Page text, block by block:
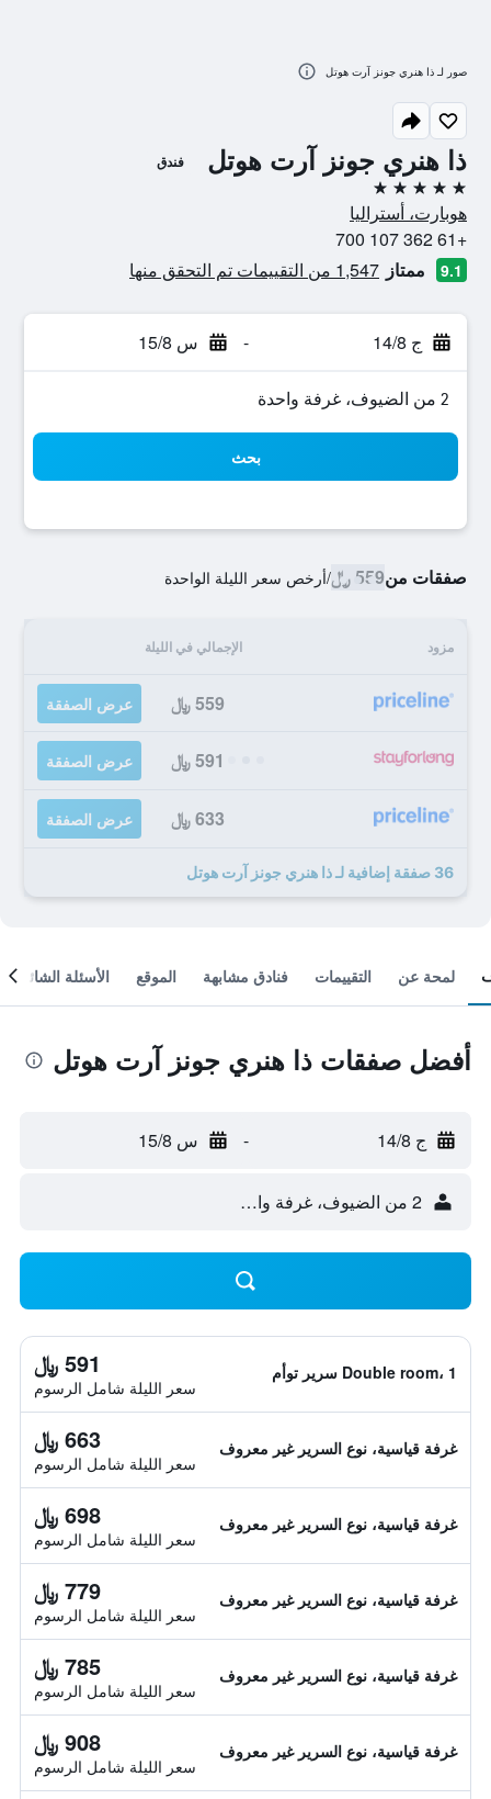
ذا هنري جونز آرت هوتل فندق
5 نجوم
هوبارت، أستراليا
+61 362 107 700
9.1 ممتاز 1,547 من التقييمات تم التحقق منها
ج 14/8 - س 15/8
2 من الضيوف، غرفة واحدة
بحث
صفقات من559 ﷼ /أرخص سعر الليلة الواحدة
مزود الإجمالي في الليلة
559 ﷼ عرض الصفقة
591 ﷼ عرض الصفقة
633 ﷼ عرض الصفقة
36 صفقة إضافية لـ ذا هنري جونز آرت هوتل
صور لـ ذا هنري جونز آرت هوتل
لمحة عن التقييمات فنادق مشابهة الموقع الأسئلة الشائعة
أفضل صفقات ذا هنري جونز آرت هوتل
ج 14/8 - س 15/8
2 من الضيوف، غرفة واحدة
Double room، 1 سرير توأم 591 ﷼
سعر الليلة شامل الرسوم
غرفة قياسية، نوع السرير غير معروف 663 ﷼
سعر الليلة شامل الرسوم
غرفة قياسية، نوع السرير غير معروف 698 ﷼
سعر الليلة شامل الرسوم
غرفة قياسية، نوع السرير غير معروف 779 ﷼
سعر الليلة شامل الرسوم
غرفة قياسية، نوع السرير غير معروف 785 ﷼
سعر الليلة شامل الرسوم
غرفة قياسية، نوع السرير غير معروف 908 ﷼
سعر الليلة شامل الرسوم